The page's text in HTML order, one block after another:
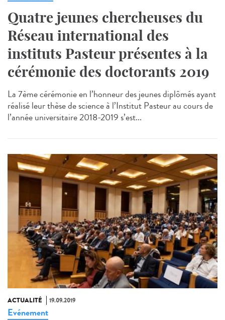
Quatre jeunes chercheuses du
Réseau international des
instituts Pasteur présentes à la
cérémonie des doctorants 2019
La 7ème cérémonie en l’honneur des jeunes diplômés ayant
réalisé leur thèse de science à l’Institut Pasteur au cours de
l’année universitaire 2018-2019 s’est...
ACTUALITÉ 19.09.2019
Evénement